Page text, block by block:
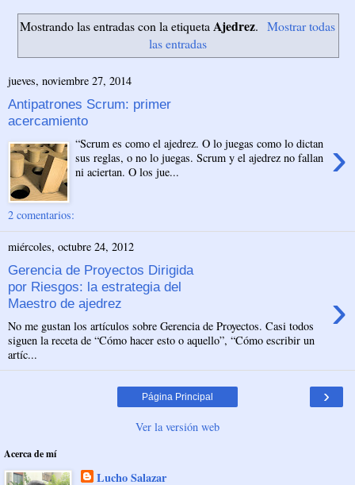
Mostrando las entradas con la etiqueta Ajedrez. Mostrar todas
las entradas
jueves, noviembre 27, 2014
Antipatrones Scrum: primer
acercamiento
›
“Scrum es como el ajedrez. O lo juegas como lo dictan
sus reglas, o no lo juegas. Scrum y el ajedrez no fallan
ni aciertan. O los jue...
2 comentarios:
miércoles, octubre 24, 2012
Gerencia de Proyectos Dirigida
por Riesgos: la estrategia del
Maestro de ajedrez
›
No me gustan los artículos sobre Gerencia de Proyectos. Casi todos
siguen la receta de “Cómo hacer esto o aquello”, “Cómo escribir un
artíc...
›
Página Principal
Ver la versión web
Acerca de mí
Lucho Salazar